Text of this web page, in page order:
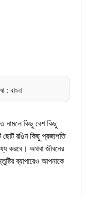
: বাংলা
নামলে কিছু বেশ কিছু
ছোট রঙিন কিছু প্রজাপতি
করবে। অথবা জীবনের
ব্যাপারেও আপনাকে